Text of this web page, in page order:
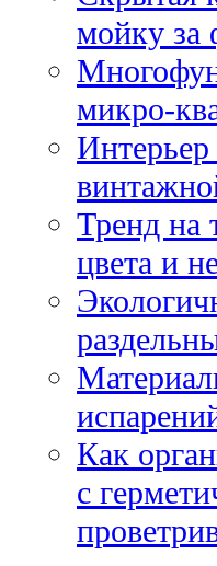
мойку за
микро-
Тренд на
цвета и
Как
с